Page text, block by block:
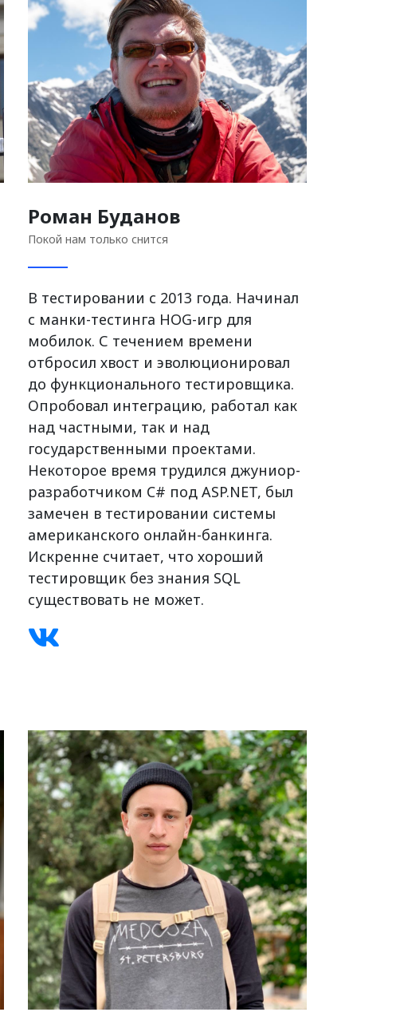
Роман Буданов
Покой нам только снится
В тестировании с 2013 года. Начинал
с манки-тестинга HOG-игр для
мобилок. С течением времени
отбросил хвост и эволюционировал
до функционального тестировщика.
Опробовал интеграцию, работал как
над частными, так и над
государственными проектами.
Некоторое время трудился джуниор-
разработчиком C# под ASP.NET, был
замечен в тестировании системы
американского онлайн-банкинга.
Искренне считает, что хороший
тестировщик без знания SQL
существовать не может.